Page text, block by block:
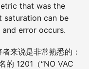
that was the
saturation can be
error occurs.
来说是非常熟悉的：
的 1201（“NO VAC